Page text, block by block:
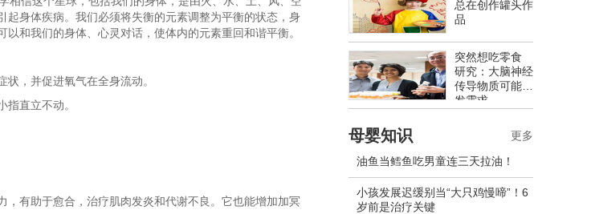
起身体疾病。我们必须将失衡的元素调整为平衡的状态，身
和我们的身体、心灵对话，使体内的元素重回和谐平衡。
，并促进氧气在全身流动。
直立不动。
，有助于愈合，治疗肌肉发炎和代谢不良。它也能增加加冥
总在创作罐头作
品
突然想吃零食
研究：大脑神经
传导物质可能促
发需求
母婴知识
油鱼当鳕鱼吃男童连三天拉油！
小孩发展迟缓别当“大只鸡慢啼”！6
岁前是治疗关键
更多